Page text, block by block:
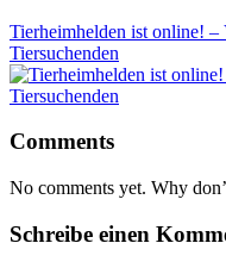
Tierheimhelden ist online! –
Tiersuchenden
Comments
No comments yet. Why
Schreibe einen